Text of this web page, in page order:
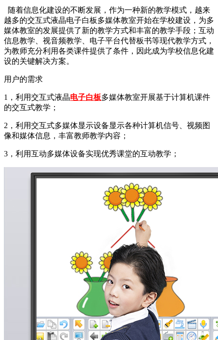
随着信息化建设的不断发展，作为一种新的教学模式，越来
越多的交互式液晶电子白板多媒体教室开始在学校建设，为多
媒体教室的发展提供了新的教学方式和丰富的教学手段；互动
信息教学、视音频教学、电子平台代替板书等现代教学方式，
为教师充分利用各类课件提供了条件，因此成为学校信息化建
设的关键解决方案。
用户的需求
1，利用交互式液晶电子白板多媒体教室开展基于计算机课件
的交互式教学；
2，利用交互式多媒体显示设备显示各种计算机信号、视频图
像和媒体信息，丰富教师教学内容；
3，利用互动多媒体设备实现优秀课堂的互动教学；